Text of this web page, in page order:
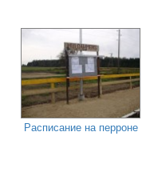
Расписание на перроне